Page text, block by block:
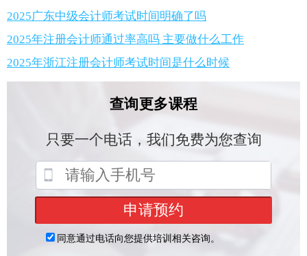
2025广东中级会计师考试时间明确了吗
2025年注册会计师通过率高吗 主要做什么工作
2025年浙江注册会计师考试时间是什么时候